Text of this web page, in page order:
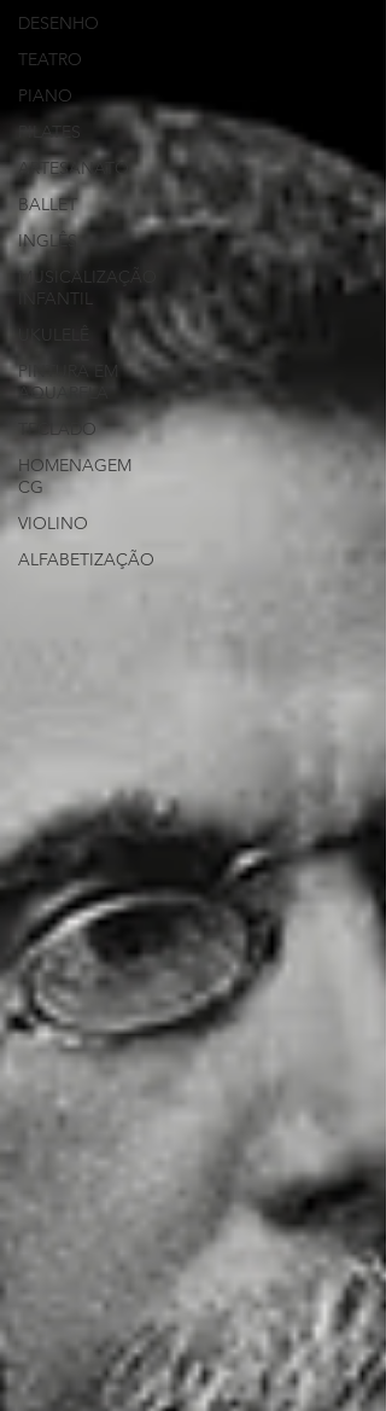
DESENHO
TEATRO
PIANO
PILATES
ARTESANATO
BALLET
INGLÊS
MUSICALIZAÇÃO
INFANTIL
PINTURA EM
AQUARELA
TECLADO
HOMENAGEM
CG
VIOLINO
ALFABETIZAÇÃO